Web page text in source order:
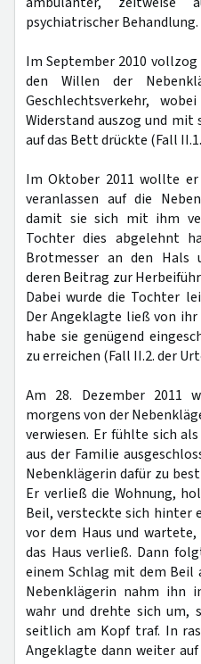
psychiatrischer Behandlung.
Im September 2010
den Willen der
Geschlechtsverkehr,
Widerstand auszog und
auf das Bett drückte (Fall
Im Oktober 2011 wollte
veranlassen auf die
damit sie sich mit ihm
Tochter dies abgelehnt
Brotmesser an den Hals
deren Beitrag zur
Dabei wurde die Tochter
Der Angeklagte ließ von
habe sie genügend
zu erreichen (Fall II.2. der
Am 28. Dezember 2011
morgens von der
verwiesen. Er fühlte sich
aus der Familie
Nebenklägerin dafür zu
Er verließ die Wohnung,
Beil, versteckte sich hinter
vor dem Haus und
das Haus verließ. Dann
einem Schlag mit dem Beil
Nebenklägerin nahm ihn
wahr und drehte sich um,
seitlich am Kopf traf. In
Angeklagte dann weiter